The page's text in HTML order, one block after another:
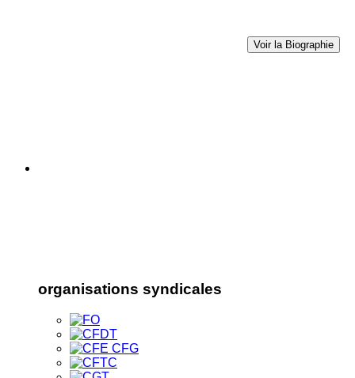
Voir la Biographie
organisations syndicales